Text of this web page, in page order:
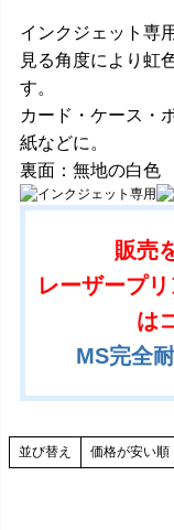
インクジェット専
見る角度により虹
す。
カード・ケース・
紙などに。
裏面：無地の白色
販売
レーザープ
は
MS完全
並び替え 価格が安い順